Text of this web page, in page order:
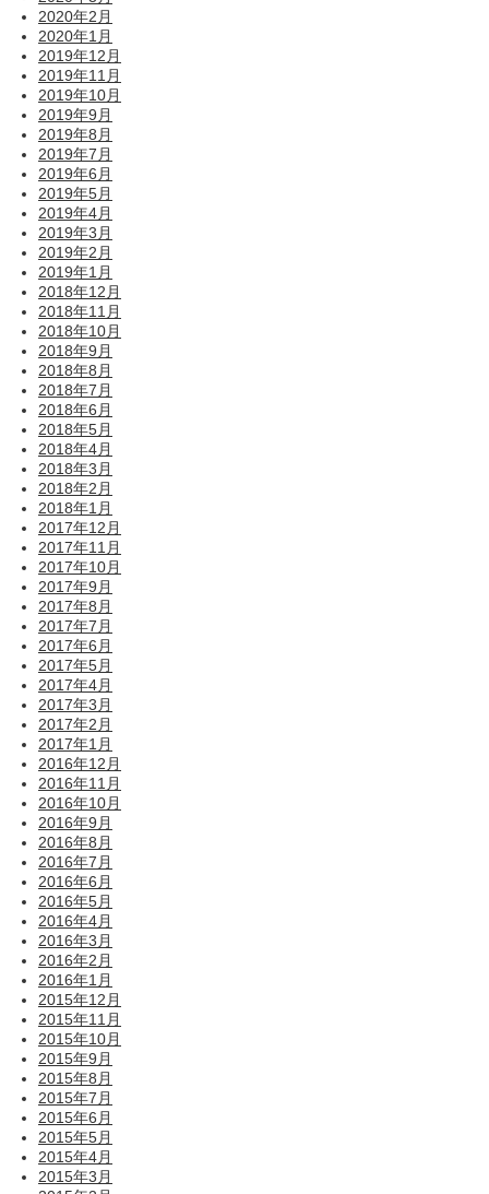
2020年2月
2020年1月
2019年12月
2019年11月
2019年10月
2019年9月
2019年8月
2019年7月
2019年6月
2019年5月
2019年4月
2019年3月
2019年2月
2019年1月
2018年12月
2018年11月
2018年10月
2018年9月
2018年8月
2018年7月
2018年6月
2018年5月
2018年4月
2018年3月
2018年2月
2018年1月
2017年12月
2017年11月
2017年10月
2017年9月
2017年8月
2017年7月
2017年6月
2017年5月
2017年4月
2017年3月
2017年2月
2017年1月
2016年12月
2016年11月
2016年10月
2016年9月
2016年8月
2016年7月
2016年6月
2016年5月
2016年4月
2016年3月
2016年2月
2016年1月
2015年12月
2015年11月
2015年10月
2015年9月
2015年8月
2015年7月
2015年6月
2015年5月
2015年4月
2015年3月